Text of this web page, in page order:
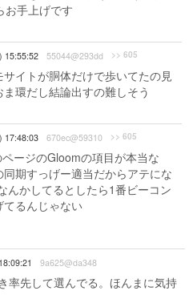
お手上げです
15:55:52 55044@293dd >> 605
イトが胴体だけで歩いてたの見
環だし結論出すの難しそう
17:48:03 670ec@59310 >> 605
ージのGloomの項目が本当な
期すっげー適当だからアテにな
んかしてるとしたら1番ビーコン
るんじゃない
9a625@da348
率先して選んでる。ほんまに気持